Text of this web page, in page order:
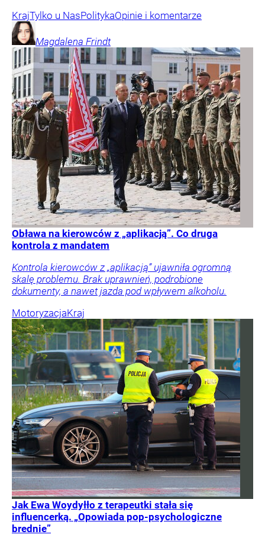
KrajTylko u NasPolitykaOpinie i komentarze
Magdalena Frindt
Obława na kierowców z „aplikacją”. Co druga
kontrola z mandatem
Kontrola kierowców z „aplikacją” ujawniła ogromną
skalę problemu. Brak uprawnień, podrobione
dokumenty, a nawet jazda pod wpływem alkoholu.
MotoryzacjaKraj
Jak Ewa Woydyłło z terapeutki stała się
influencerką. „Opowiada pop-psychologiczne
brednie”